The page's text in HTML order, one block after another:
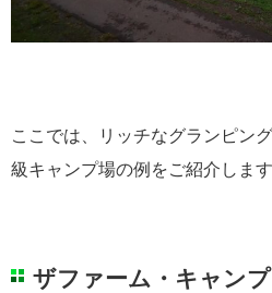
ここでは、リッチなグランピン
級キャンプ場の例をご紹介します
ザファーム・キャンプ